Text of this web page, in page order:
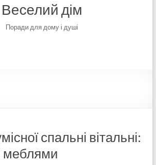
Веселий дім
Поради для дому і душі
спальні вітальні:
меблями